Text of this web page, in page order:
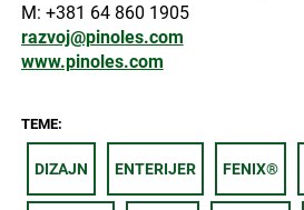
M: +381 64 860 1905
razvoj@pinoles.com
www.pinoles.com
TEME:
DIZAJN ENTERIJER FENIX®